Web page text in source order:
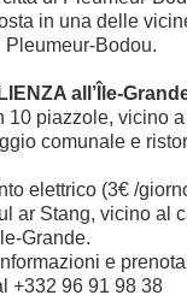
in una delle
Bodou.
all’Île-
10 piazzole, vicino
comunale e
elettrico (3€ /
ar Stang, vicino al
Grande.
e
+332 96 91 98 38